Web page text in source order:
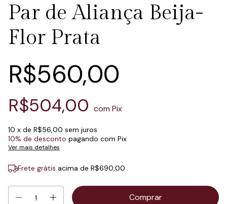
Par de Aliança Beija-
Flor Prata
R$560,00
R$504,00 com Pix
10 x de R$56,00 sem juros
10% de desconto pagando com Pix
Ver mais detalhes
Frete grátis acima de R$690,00